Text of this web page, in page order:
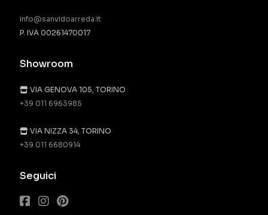
info@sanvidoarreda.it
P. IVA 00261470017
Showroom
VIA GENOVA 105, TORINO
+39 011 6963985
VIA NIZZA 34, TORINO
+39 011 6680914
Seguici